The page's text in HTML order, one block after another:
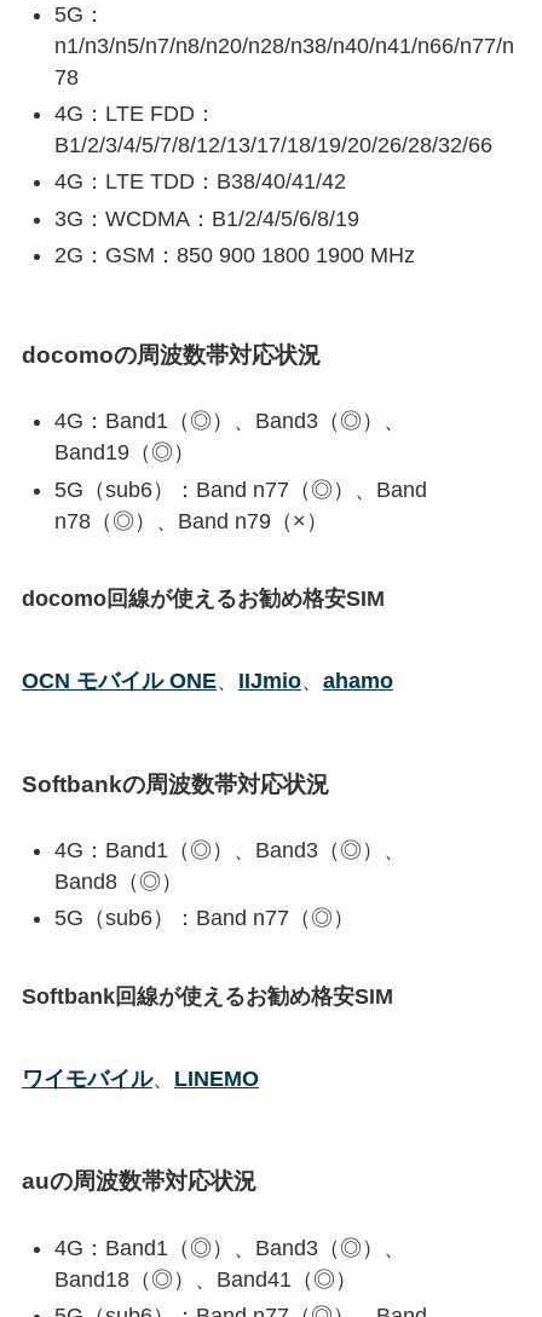
5G：
n1/n3/n5/n7/n8/n20/n28/n38/n40/n41/n66/n77/n
78
4G：LTE FDD：
B1/2/3/4/5/7/8/12/13/17/18/19/20/26/28/32/66
4G：LTE TDD：B38/40/41/42
3G：WCDMA：B1/2/4/5/6/8/19
2G：GSM：850 900 1800 1900 MHz
docomoの周波数帯対応状況
4G：Band1（◎）、Band3（◎）、
Band19（◎）
5G（sub6）：Band n77（◎）、Band
n78（◎）、Band n79（×）
docomo回線が使えるお勧め格安SIM
OCN モバイル ONE、 IIJmio、 ahamo
Softbankの周波数帯対応状況
4G：Band1（◎）、Band3（◎）、
Band8（◎）
5G（sub6）：Band n77（◎）
Softbank回線が使えるお勧め格安SIM
ワイモバイル、 LINEMO
auの周波数帯対応状況
4G：Band1（◎）、Band3（◎）、
Band18（◎）、Band41（◎）